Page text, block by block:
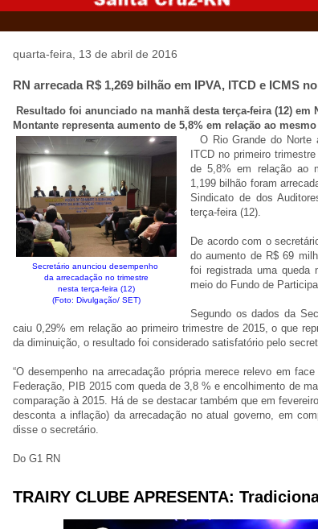
quarta-feira, 13 de abril de 2016
RN arrecada R$ 1,269 bilhão em IPVA, ITCD e ICMS
Resultado foi anunciado na manhã desta terça-feira (12) em
Montante representa aumento de 5,8% em relação ao
Secretário anunciou desempenho
da arrecadação no trimestre
nesta terça-feira (12)
(Foto: Divulgação/ SET)
O Rio Grande do Norte
ITCD no primeiro
de 5,8% em relação ao
1,199 bilhão foram
Sindicato de dos
terça-feira (12).
De acordo com o
do aumento de R$ 69
foi registrada uma queda
meio do Fundo de
Segundo os dados da
caiu 0,29% em relação ao primeiro trimestre de 2015, o que
da diminuição, o resultado foi considerado satisfatório pelo
“O desempenho na arrecadação própria merece relevo em
Federação, PIB 2015 com queda de 3,8 % e encolhimento de
comparação à 2015. Há de se destacar também que em
desconta a inflação) da arrecadação no atual governo, em
disse o secretário.
Do G1 RN
TRAIRY CLUBE APRESENTA: